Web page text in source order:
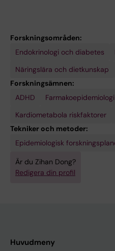
Forskningsområden:
Endokrinologi och diabetes
Näringslära och dietkunskap
Forskningsämnen:
ADHD
Farmakoepidemiologi
Kardiometabola riskfaktorer
Tekniker och metoder:
Epidemiologisk
Är du Zihan Dong?
Redigera din profil
Huvudmeny